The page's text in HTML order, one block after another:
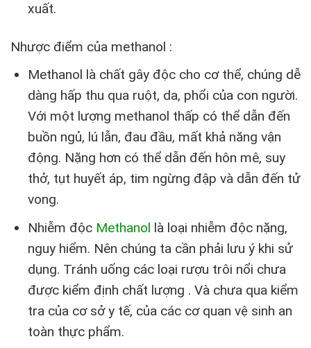
xuất.
Nhược điểm của methanol :
Methanol là chất gây độc cho cơ thể, chúng dễ
dàng hấp thu qua ruột, da, phổi của con người.
Với một lượng methanol thấp có thể dẫn đến
buồn ngủ, lú lẫn, đau đầu, mất khả năng vận
động. Nặng hơn có thể dẫn đến hôn mê, suy
thở, tụt huyết áp, tim ngừng đập và dẫn đến tử
vong.
Nhiễm độc Methanol là loại nhiễm độc nặng,
nguy hiểm. Nên chúng ta cần phải lưu ý khi sử
dụng. Tránh uống các loại rượu trôi nổi chưa
được kiểm định chất lượng . Và chưa qua kiểm
tra của cơ sở y tế, của các cơ quan vệ sinh an
toàn thực phẩm.